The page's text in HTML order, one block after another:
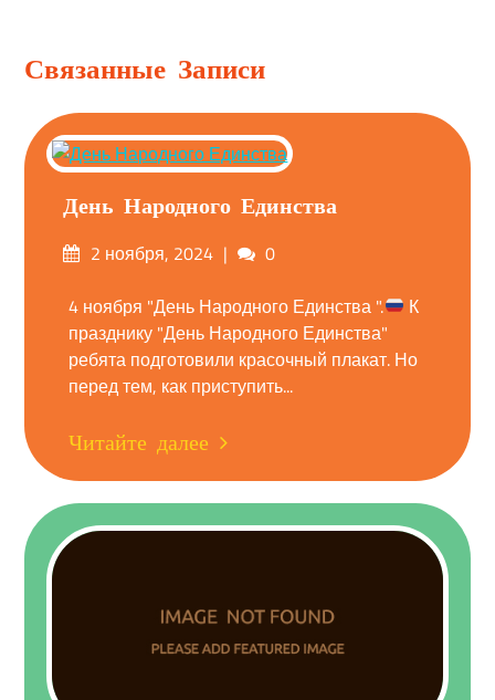
Связанные Записи
День Народного Единства
Опубликовано
2 ноября, 2024 Комментарии
0
4 ноября "День Народного Единства ".
К
празднику "День Народного Единства"
ребята подготовили красочный плакат. Но
перед тем, как приступить...
Читайте далее